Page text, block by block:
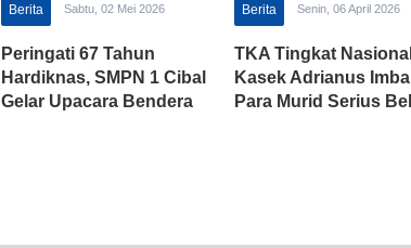
Berita Sabtu, 02 Mei 2026
Peringati 67 Tahun
Hardiknas, SMPN 1 Cibal
Gelar Upacara Bendera
Berita Senin, 06 April 2026
TKA Tingkat
Kasek Adrianus
Para Murid Serius